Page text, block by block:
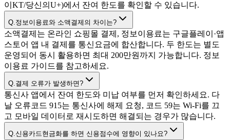
이KT/당신의U+)에서 잔여 한도를 확인할 수 있습니다.
Q.정보이용료와 소액결제의 차이는?
소액결제는 온라인 쇼핑몰 결제, 정보이용료는 구글플레이·앱
스토어 앱 내 결제를 통신요금에 합산합니다. 두 한도는 별도
운영되어 동시 활용하면 최대 200만원까지 가능합니다. 정보
이용료 가이드를 참고하세요.
Q.결제 오류가 발생하면?
통신사 앱에서 잔여 한도와 미납 여부를 먼저 확인하세요. 다
날 오류코드 915는 통신사에 해제 요청, 코드 59는 Wi-Fi를 끄
고 모바일 데이터로 재시도하면 해결되는 경우가 많습니다.
Q.신용카드현금화를 하면 신용점수에 영향이 있나요?